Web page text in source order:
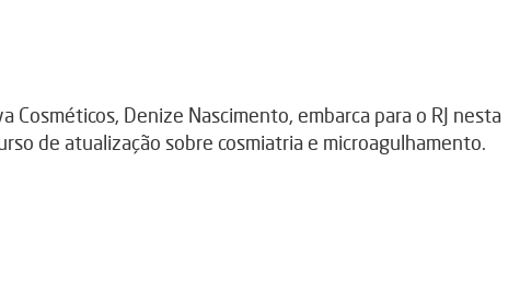
Denize Nascimento, embarca para o RJ nesta
de atualização sobre cosmiatria e microagulhamento.